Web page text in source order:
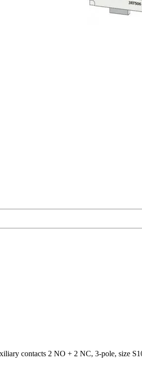
contacts 2 NO + 2 NC, 3-pole, size